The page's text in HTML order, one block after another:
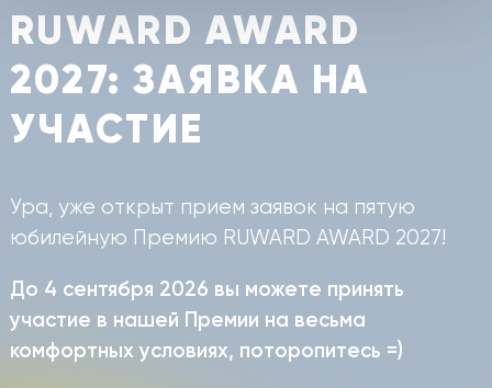
RUWARD AWARD
2027: ЗАЯВКА НА
УЧАСТИЕ
Ура, уже открыт прием заявок на пятую
юбилейную Премию RUWARD AWARD 2027!
До 4 сентября 2026 вы можете принять
участие в нашей Премии на весьма
комфортных условиях, поторопитесь =)